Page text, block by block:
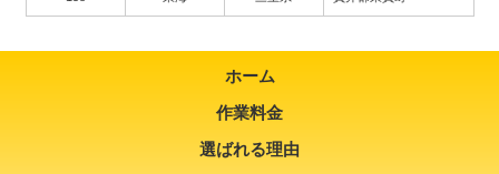
ホーム
作業料金
選ばれる理由